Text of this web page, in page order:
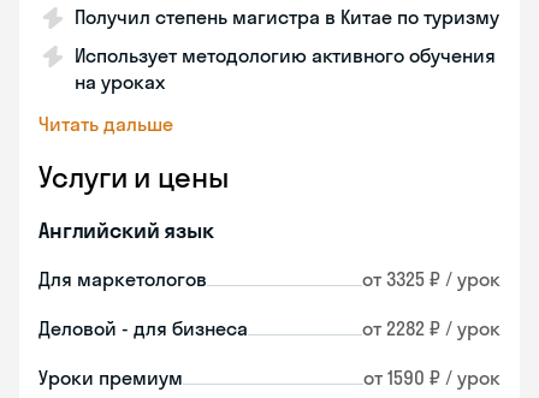
Получил степень магистра в Китае по туризму
Использует методологию активного обучения
на уроках
Читать дальше
Услуги и цены
Английский язык
Для маркетологов от 3325 ₽ / урок
Деловой - для бизнеса от 2282 ₽ / урок
Уроки премиум от 1590 ₽ / урок